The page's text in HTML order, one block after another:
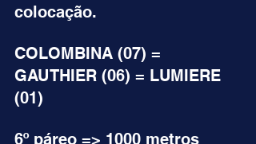
colocação.
COLOMBINA (07) =
GAUTHIER (06) = LUMIERE
(01)
6º páreo => 1000 metros